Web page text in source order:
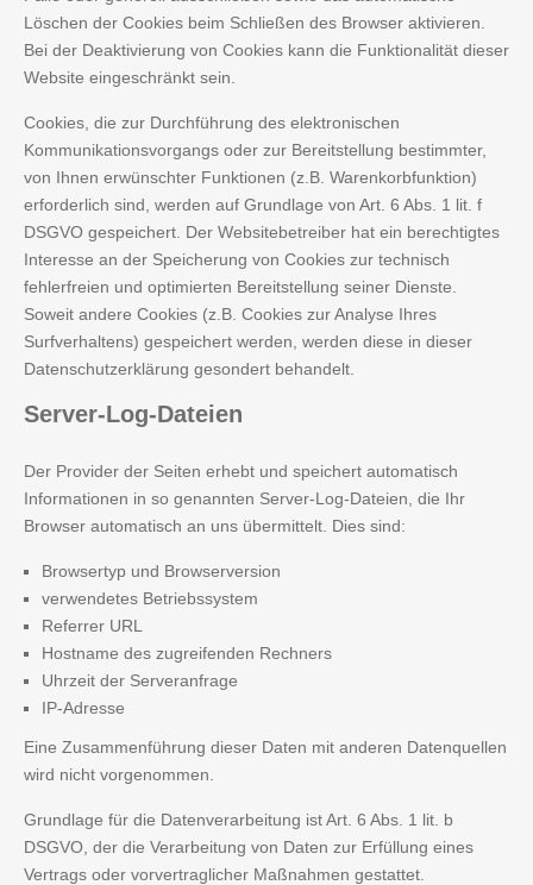
Löschen der Cookies beim Schließen des Browser aktivieren.
Bei der Deaktivierung von Cookies kann die Funktionalität dieser
Website eingeschränkt sein.
Cookies, die zur Durchführung des elektronischen
Kommunikationsvorgangs oder zur Bereitstellung bestimmter,
von Ihnen erwünschter Funktionen (z.B. Warenkorbfunktion)
erforderlich sind, werden auf Grundlage von Art. 6 Abs. 1 lit. f
DSGVO gespeichert. Der Websitebetreiber hat ein berechtigtes
Interesse an der Speicherung von Cookies zur technisch
fehlerfreien und optimierten Bereitstellung seiner Dienste.
Soweit andere Cookies (z.B. Cookies zur Analyse Ihres
Surfverhaltens) gespeichert werden, werden diese in dieser
Datenschutzerklärung gesondert behandelt.
Server-Log-Dateien
Der Provider der Seiten erhebt und speichert automatisch
Informationen in so genannten Server-Log-Dateien, die Ihr
Browser automatisch an uns übermittelt. Dies sind:
Browsertyp und Browserversion
verwendetes Betriebssystem
Referrer URL
Hostname des zugreifenden Rechners
Uhrzeit der Serveranfrage
IP-Adresse
Eine Zusammenführung dieser Daten mit anderen Datenquellen
wird nicht vorgenommen.
Grundlage für die Datenverarbeitung ist Art. 6 Abs. 1 lit. b
DSGVO, der die Verarbeitung von Daten zur Erfüllung eines
Vertrags oder vorvertraglicher Maßnahmen gestattet.